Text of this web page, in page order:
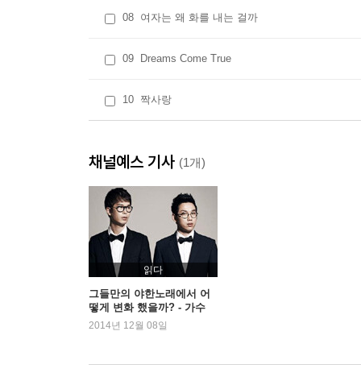
08 여자는 왜 화를 내는 걸까
09 Dreams Come True
10 짝사랑
채널예스 기사 (1개)
읽다
그들만의 야한노래에서 어
떻게 변화 했을까? - 가수
십센치
2014년 12월 08일